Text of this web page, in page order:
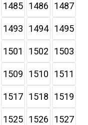
1485 1486 1487
1493 1494 1495
1501 1502 1503
1509 1510 1511
1517 1518 1519
1525 1526 1527